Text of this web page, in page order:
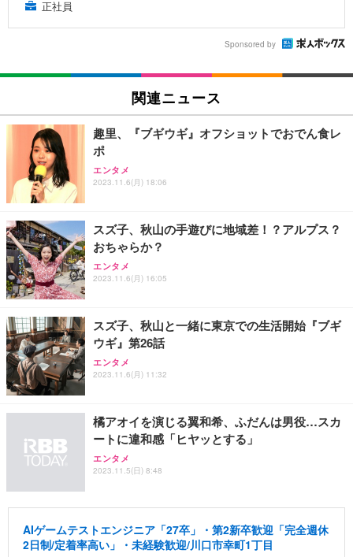
正社員
Sponsored by
関連ニュース
趣里、『ブギウギ』オフショットでおでん食レ
ポ
エンタメ
2023.11.6(月) 18:06
スズ子、秋山の手遊びに地域差！？アルプス？
おちゃらか？
エンタメ
2023.11.6(月) 16:05
スズ子、秋山と一緒に東京での生活開始『ブギ
ウギ』第26話
エンタメ
2023.11.6(月) 11:32
橘アオイを演じる翼和希、ふだんは男役…スカ
ートに違和感「ヒヤッとする」
エンタメ
2023.11.5(日) 8:48
AIゲームテストエンジニア「27卒」・第2新卒歓迎「完全週休
2日制/定着率高い」・未経験歓迎/川口市幸町1丁目